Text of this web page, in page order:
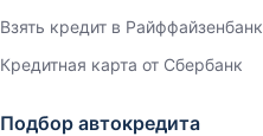
Взять кредит в Райффайзенбанк
Кредитная карта от Сбербанк
Подбор автокредита